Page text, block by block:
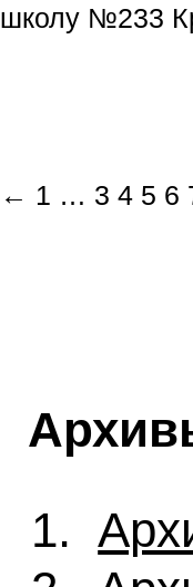
школу №233
← 1 … 3 4 5 6